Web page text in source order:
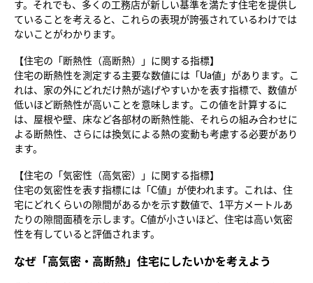
す。それでも、多くの工務店が新しい基準を満たす住宅を提供し
ていることを考えると、これらの表現が誇張されているわけでは
ないことがわかります。
【住宅の「断熱性（高断熱）」に関する指標】
住宅の断熱性を測定する主要な数値には「Ua値」があります。こ
れは、家の外にどれだけ熱が逃げやすいかを表す指標で、数値が
低いほど断熱性が高いことを意味します。この値を計算するに
は、屋根や壁、床など各部材の断熱性能、それらの組み合わせに
よる断熱性、さらには換気による熱の変動も考慮する必要があり
ます。
【住宅の「気密性（高気密）」に関する指標】
住宅の気密性を表す指標には「C値」が使われます。これは、住
宅にどれくらいの隙間があるかを示す数値で、1平方メートルあ
たりの隙間面積を示します。C値が小さいほど、住宅は高い気密
性を有していると評価されます。
なぜ「高気密・高断熱」住宅にしたいかを考えよう